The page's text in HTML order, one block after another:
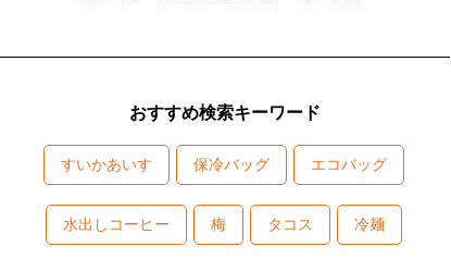
おすすめ検索キーワード
すいかあいす 保冷バッグ エコバッグ
水出しコーヒー 梅 タコス 冷麺